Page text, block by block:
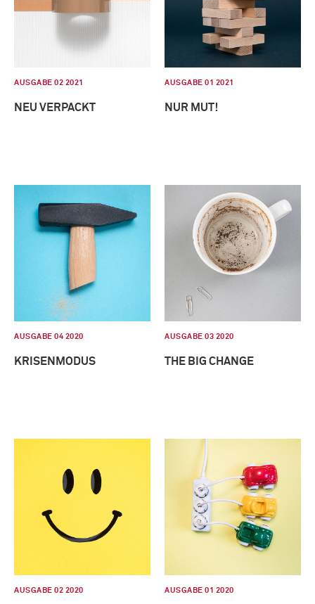
AUSGABE 02 2021
NEU VERPACKT
AUSGABE 01 2021
NUR MUT!
AUSGABE 04 2020
KRISENMODUS
AUSGABE 03 2020
THE BIG CHANGE
AUSGABE 02 2020 AUSGABE 01 2020